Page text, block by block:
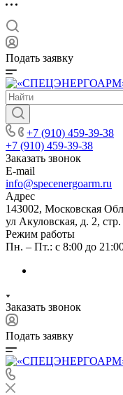
Подать заявку
+7 (910) 459-39-38
+7 (910) 459-39-38
Заказать звонок
E-mail
info@specenergoarm.ru
Адрес
143002, Московская
ул Акуловская, д. 2,
Режим работы
Пн. – Пт.: с 8:00 до
Заказать звонок
Подать заявку